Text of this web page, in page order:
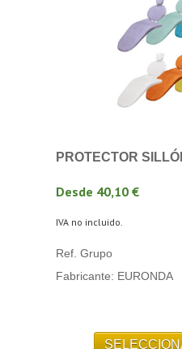
PROTECTOR
Desde 40,10 €
IVA no incluido.
Ref. Grupo
Fabricante: EURONDA